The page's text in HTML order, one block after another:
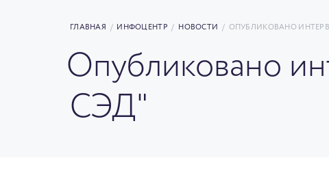
ГЛАВНАЯ / ИНФОЦЕНТР / НОВОСТИ / ОПУБЛИКОВАНО
Опубликовано
СЭД"